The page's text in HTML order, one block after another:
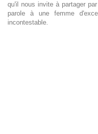
qu'il nous invite à partager
parole à une femme
incontestable.